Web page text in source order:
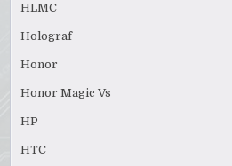
HLMC
Holograf
Honor
Honor Magic Vs
HP
HTC